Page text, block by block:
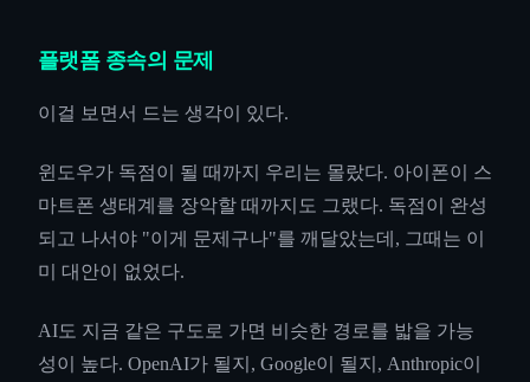
플랫폼 종속의 문제
이걸 보면서 드는 생각이 있다.
윈도우가 독점이 될 때까지 우리는 몰랐다. 아이폰이 스
마트폰 생태계를 장악할 때까지도 그랬다. 독점이 완성
되고 나서야 "이게 문제구나"를 깨달았는데, 그때는 이
미 대안이 없었다.
AI도 지금 같은 구도로 가면 비슷한 경로를 밟을 가능
성이 높다. OpenAI가 될지, Google이 될지, Anthropic이